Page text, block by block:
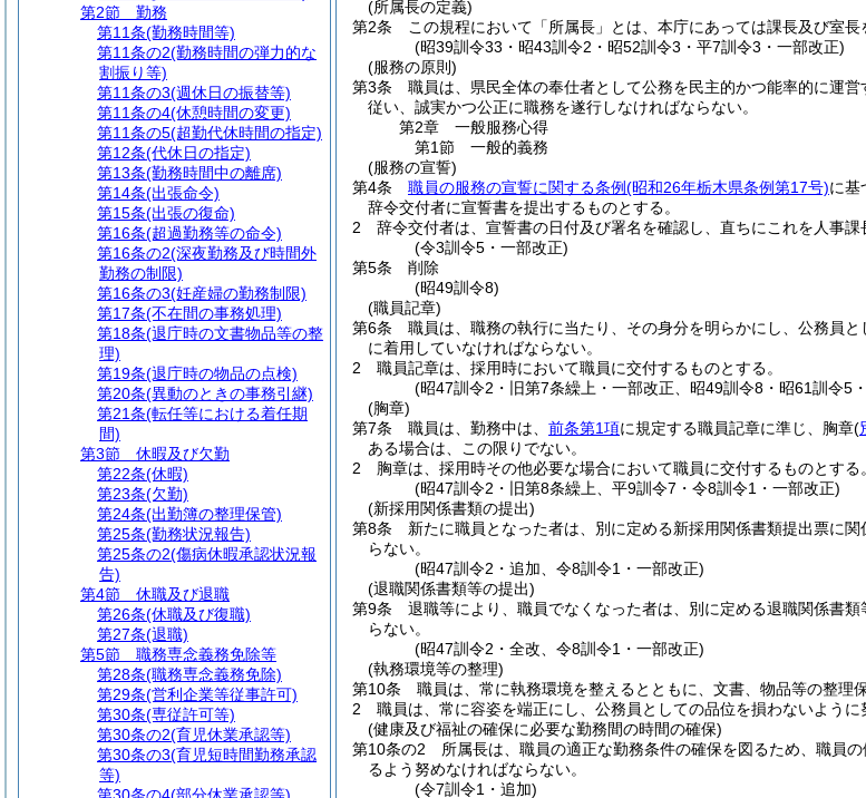
(所属長の定義)
第2条
この規程において「所属長」とは、本庁にあっては課長及び室
(昭39訓令33・昭43訓令2・昭52訓令3・平7訓令3・一部改正)
(服務の原則)
第3条
職員は、県民全体の奉仕者として公務を民主的かつ能率的に運
従い、誠実かつ公正に職務を遂行しなければならない。
第2章
一般服務心得
第1節
一般的義務
(服務の宣誓)
第4条
職員の服務の宣誓に関する条例(昭和26年栃木県条例第17号)に基
辞令交付者に宣誓書を提出するものとする。
2
辞令交付者は、宣誓書の日付及び署名を確認し、直ちにこれを人事課
(令3訓令5・一部改正)
第5条
削除
(昭49訓令8)
(職員記章)
第6条
職員は、職務の執行に当たり、その身分を明らかにし、公務員
に着用していなければならない。
2
職員記章は、採用時において職員に交付するものとする。
(昭47訓令2・旧第7条繰上・一部改正、昭49訓令8・昭61訓令5
(胸章)
第7条
職員は、勤務中は、 前条第1項に規定する職員記章に準じ、胸章(
ある場合は、この限りでない。
2
胸章は、採用時その他必要な場合において職員に交付するものとする。
(昭47訓令2・旧第8条繰上、平9訓令7・令8訓令1・一部改正)
(新採用関係書類の提出)
第8条
新たに職員となった者は、別に定める新採用関係書類提出票に
らない。
(昭47訓令2・追加、令8訓令1・一部改正)
(退職関係書類等の提出)
第9条
退職等により、職員でなくなった者は、別に定める退職関係書
らない。
(昭47訓令2・全改、令8訓令1・一部改正)
(執務環境等の整理)
第10条
職員は、常に執務環境を整えるとともに、文書、物品等の整理
2
職員は、常に容姿を端正にし、公務員としての品位を損わないように
(健康及び福祉の確保に必要な勤務間の時間の確保)
第10条の2
所属長は、職員の適正な勤務条件の確保を図るため、職員
るよう努めなければならない。
(令7訓令1・追加)
第2節
勤務
第11条(勤務時間等)
第11条の2(勤務時間の弾力的な
割振り等)
第11条の3(週休日の振替等)
第11条の4(休憩時間の変更)
第11条の5(超勤代休時間の指定)
第12条(代休日の指定)
第13条(勤務時間中の離席)
第14条(出張命令)
第15条(出張の復命)
第16条(超過勤務等の命令)
第16条の2(深夜勤務及び時間外
勤務の制限)
第16条の3(妊産婦の勤務制限)
第17条(不在間の事務処理)
第18条(退庁時の文書物品等の整
理)
第19条(退庁時の物品の点検)
第20条(異動のときの事務引継)
第21条(転任等における着任期
間)
第3節
休暇及び欠勤
第22条(休暇)
第23条(欠勤)
第24条(出勤簿の整理保管)
第25条(勤務状況報告)
第25条の2(傷病休暇承認状況報
告)
第4節
休職及び退職
第26条(休職及び復職)
第27条(退職)
第5節
職務専念義務免除等
第28条(職務専念義務免除)
第29条(営利企業等従事許可)
第30条(専従許可等)
第30条の2(育児休業承認等)
第30条の3(育児短時間勤務承認
等)